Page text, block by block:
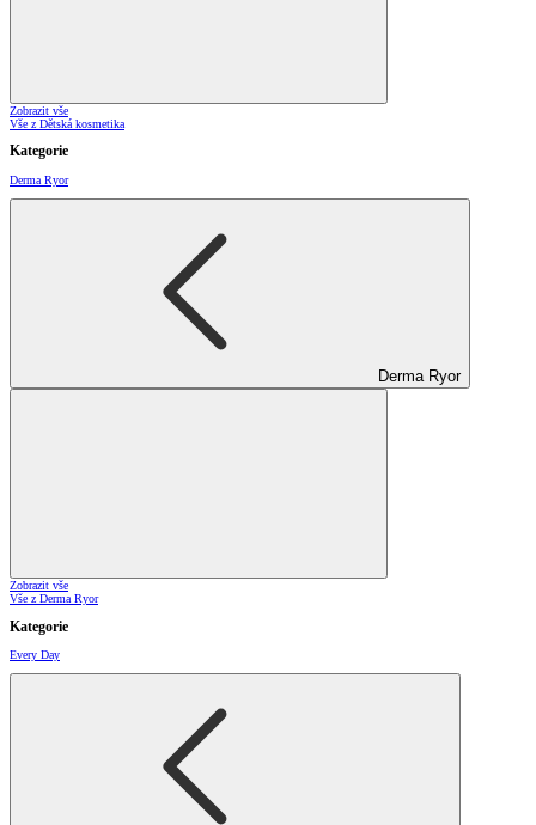
Zobrazit vše
Vše z Dětská kosmetika
Kategorie
Derma Ryor
Derma Ryor
Zobrazit vše
Vše z Derma Ryor
Kategorie
Every Day